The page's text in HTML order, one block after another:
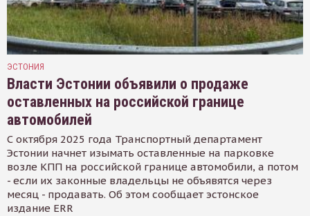
ЭСТОНИЯ
Власти Эстонии объявили о продаже
оставленных на российской границе
автомобилей
С октября 2025 года Транспортный департамент
Эстонии начнет изымать оставленные на парковке
возле КПП на российской границе автомобили, а потом
- если их законные владельцы не объявятся через
месяц - продавать. Об этом сообщает эстонское
издание ERR